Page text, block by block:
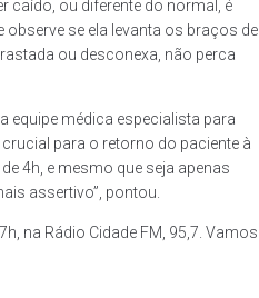
caído, ou diferente do normal, é
observe se ela levanta os braços de
ou desconexa, não perca
médica especialista para
para o retorno do paciente à
4h, e mesmo que seja apenas
assertivo”, pontou.
na Rádio Cidade FM, 95,7. Vamos